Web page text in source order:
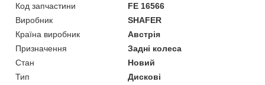
Код запчастини
FE 16566
Виробник
SHAFER
Країна виробник
Австрія
Призначення
Задні колеса
Стан
Новий
Тип
Дискові